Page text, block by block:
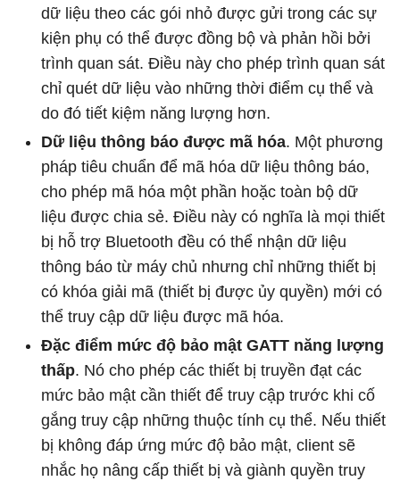
dữ liệu theo các gói nhỏ được gửi trong các sự
kiện phụ có thể được đồng bộ và phản hồi bởi
trình quan sát. Điều này cho phép trình quan sát
chỉ quét dữ liệu vào những thời điểm cụ thể và
do đó tiết kiệm năng lượng hơn.
Dữ liệu thông báo được mã hóa. Một phương
pháp tiêu chuẩn để mã hóa dữ liệu thông báo,
cho phép mã hóa một phần hoặc toàn bộ dữ
liệu được chia sẻ. Điều này có nghĩa là mọi thiết
bị hỗ trợ Bluetooth đều có thể nhận dữ liệu
thông báo từ máy chủ nhưng chỉ những thiết bị
có khóa giải mã (thiết bị được ủy quyền) mới có
thể truy cập dữ liệu được mã hóa.
Đặc điểm mức độ bảo mật GATT năng lượng
thấp. Nó cho phép các thiết bị truyền đạt các
mức bảo mật cần thiết để truy cập trước khi cố
gắng truy cập những thuộc tính cụ thể. Nếu thiết
bị không đáp ứng mức độ bảo mật, client sẽ
nhắc họ nâng cấp thiết bị và giành quyền truy